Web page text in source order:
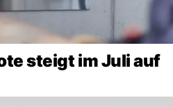
steigt im Juli auf